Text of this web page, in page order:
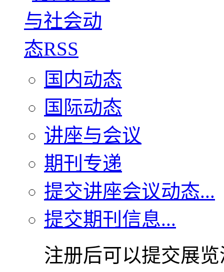
国内动态
国际动态
讲座与会议
期刊专递
提交讲座会议动态...
提交期刊信息...
注册后可以提交展